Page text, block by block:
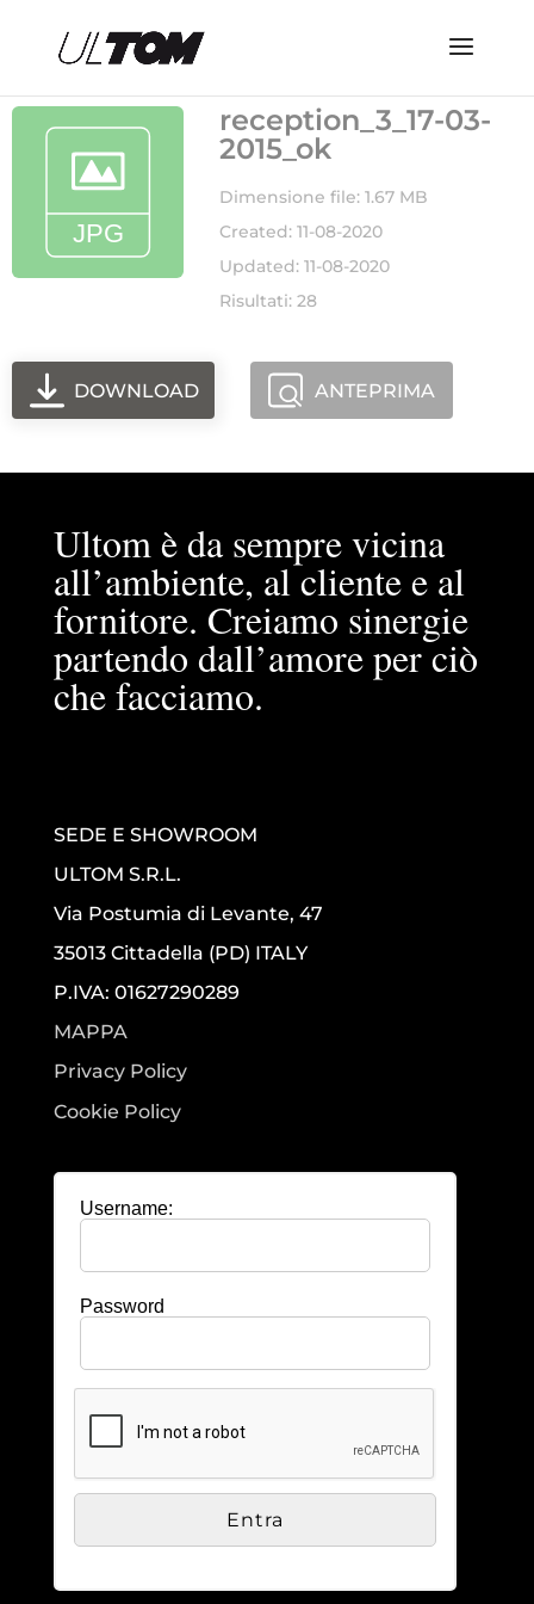
reception_3_17-03-
2015_ok
Dimensione file: 1.67 MB
Created: 11-08-2020
Updated: 11-08-2020
Risultati: 28
DOWNLOAD ANTEPRIMA
Ultom è da sempre vicina
all’ambiente, al cliente e al
fornitore. Creiamo sinergie
partendo dall’amore per ciò
che facciamo.
SEDE E SHOWROOM
ULTOM S.R.L.
Via Postumia di Levante, 47
35013 Cittadella (PD) ITALY
P.IVA: 01627290289
MAPPA
Privacy Policy
Cookie Policy
Username:
Password